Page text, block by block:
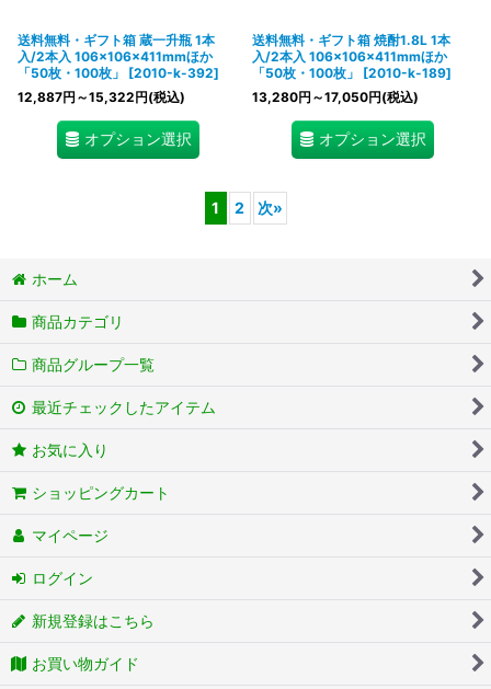
送料無料・ギフト箱 蔵一升瓶 1本
入/2本入 106×106×411mmほか
「50枚・100枚」
[2010-k-392]
12,887円 ～15,322円(税込)
オプション選択
送料無料・ギフト箱 焼酎1.8L 1本
入/2本入 106×106×411mmほか
「50枚・100枚」
[2010-k-189]
13,280円 ～17,050円(税込)
オプション選択
1 2 次»
ホーム
商品カテゴリ
商品グループ一覧
最近チェックしたアイテム
お気に入り
ショッピングカート
マイページ
ログイン
新規登録はこちら
お買い物ガイド